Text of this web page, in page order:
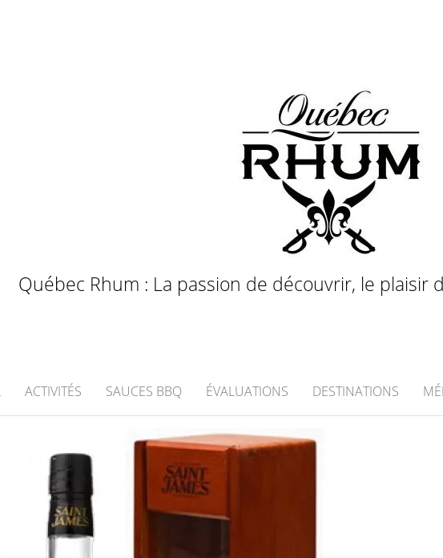
Québec Rhum : La passion de découvrir, le plaisir
ACTIVITÉS SAUCES BBQ ÉVALUATIONS DESTINATIONS